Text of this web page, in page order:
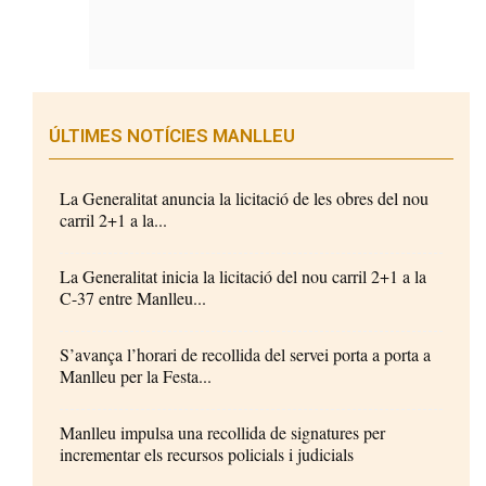
ÚLTIMES NOTÍCIES MANLLEU
La Generalitat anuncia la licitació de les obres del nou
carril 2+1 a la...
La Generalitat inicia la licitació del nou carril 2+1 a la
C-37 entre Manlleu...
S’avança l’horari de recollida del servei porta a porta a
Manlleu per la Festa...
Manlleu impulsa una recollida de signatures per
incrementar els recursos policials i judicials